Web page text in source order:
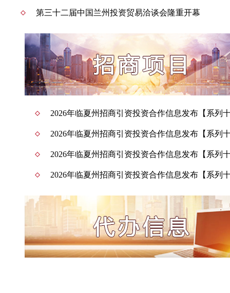
第三十二届中国兰州投资贸易洽谈会隆重开幕